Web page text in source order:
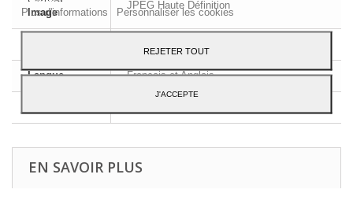
Image
JPEG Haute Définition
Langue Français et Anglais
EN SAVOIR PLUS
Plus d'informations
Personnaliser les cookies
REJETER TOUT
J'ACCEPTE